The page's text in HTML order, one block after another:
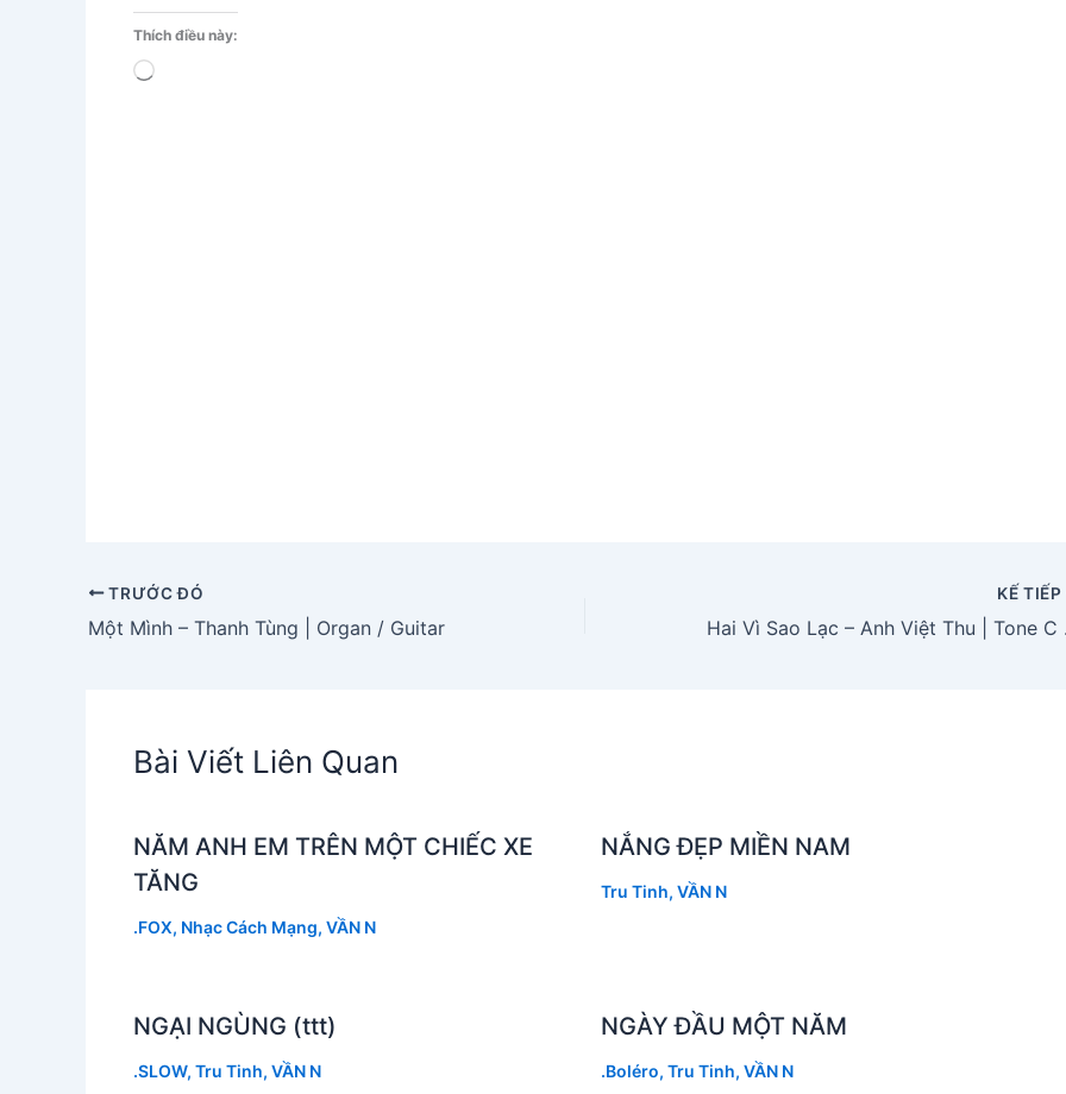
Thích điều này:
Đang
TRƯỚC ĐÓ
Một Mình – Thanh Tùng | Organ / Guitar
KẾ TIẾP
Hai
Bài Viết Liên Quan
NĂM ANH EM TRÊN MỘT CHIẾC XE
TĂNG
.FOX, Nhạc Cách Mạng, VẦN N
NẮNG ĐẸP MIỀN NAM
Tru Tinh, VẦN N
NGẠI NGÙNG (ttt)
.SLOW, Tru Tinh, VẦN N
NGÀY ĐẦU MỘT NĂM
.Boléro, Tru Tinh, VẦN N